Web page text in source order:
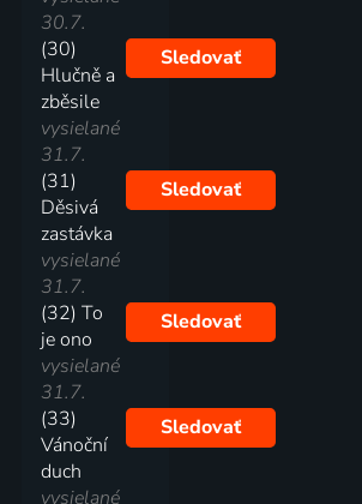
30.7.
(30)
Hlučně a
zběsile
vysielané
31.7.
Sledovať
(31)
Děsivá
zastávka
vysielané
31.7.
Sledovať
(32) To
je ono
vysielané
31.7.
Sledovať
(33)
Vánoční
duch
vysielané
Sledovať